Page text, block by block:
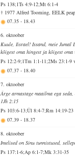
Ps 138;1Ts 4:9-12;Mt 6:1-4
† 1977 Alfred Tooming, EELK
07.35- 18.43
6. oktoober
Kuule, Iisrael! Issand, meie Jumal
kõigest oma hingest ja kõigest oma
Ps 12:2-9;1Tm 1:1-11;2Ms 23:1-9
07.37- 18.40
7. oktoober
Ärge armastage maailma ega
1Jh 2:15
Ps 103:6-13;Ül 8:4-7;Rm 14:19-23
07.39- 18.37
8. oktoober
Imelised on Sinu tunnistused,
Ps 137:1-6;Ap 6:1-7;Mk 3:31-35